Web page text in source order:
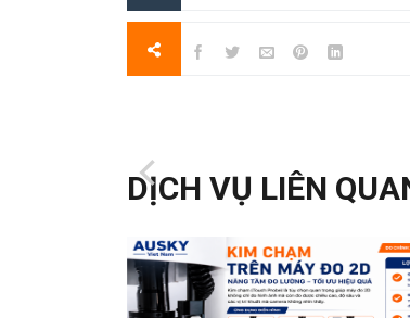
DỊCH VỤ LIÊN